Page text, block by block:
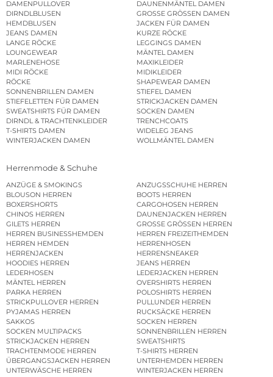
DAMENPULLOVER
DAUNENMÄNTEL DAMEN
DIRNDLBLUSEN
GROSSE GRÖSSEN DAMEN
HEMDBLUSEN
JACKEN FÜR DAMEN
JEANS DAMEN
KURZE RÖCKE
LANGE RÖCKE
LEGGINGS DAMEN
LOUNGEWEAR
MÄNTEL DAMEN
MARLENEHOSE
MAXIKLEIDER
MIDI RÖCKE
MIDIKLEIDER
RÖCKE
SHAPEWEAR DAMEN
SONNENBRILLEN DAMEN
STIEFEL DAMEN
STIEFELETTEN FÜR DAMEN
STRICKJACKEN DAMEN
SWEATSHIRTS FÜR DAMEN
SOCKEN DAMEN
DIRNDL & TRACHTENKLEIDER
TRENCHCOATS
T-SHIRTS DAMEN
WIDELEG JEANS
WINTERJACKEN DAMEN
WOLLMÄNTEL DAMEN
Herrenmode & Schuhe
ANZÜGE & SMOKINGS
ANZUGSSCHUHE HERREN
BLOUSON HERREN
BOOTS HERREN
BOXERSHORTS
CARGOHOSEN HERREN
CHINOS HERREN
DAUNENJACKEN HERREN
GILETS HERREN
GROSSE GRÖSSEN HERREN
HERREN BUSINESSHEMDEN
HERREN FREIZEITHEMDEN
HERREN HEMDEN
HERRENHOSEN
HERRENJACKEN
HERRENSNEAKER
HOODIES HERREN
JEANS HERREN
LEDERHOSEN
LEDERJACKEN HERREN
MÄNTEL HERREN
OVERSHIRTS HERREN
PARKA HERREN
POLOSHIRTS HERREN
STRICKPULLOVER HERREN
PULLUNDER HERREN
PYJAMAS HERREN
RUCKSÄCKE HERREN
SAKKOS
SOCKEN HERREN
SOCKEN MULTIPACKS
SONNENBRILLEN HERREN
STRICKJACKEN HERREN
SWEATSHIRTS
TRACHTENMODE HERREN
T-SHIRTS HERREN
ÜBERGANGSJACKEN HERREN
UNTERHEMDEN HERREN
UNTERWÄSCHE HERREN
WINTERJACKEN HERREN